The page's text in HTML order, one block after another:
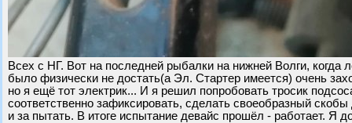
Всех с НГ. Вот на последней рыбалки на нижней Волги, когда
было физически не достать(а Эл. Стартер имеется) очень
но я ещё тот электрик... И я решил попробовать тросик
соответственно зафиксировать, сделать своеобразный
и за пытать. В итоге испытание девайс прошёл - работает. Я